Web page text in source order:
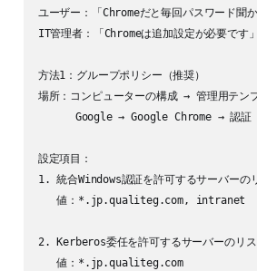
ユーザー：「Chromeだと毎回パスワード聞か
IT管理者：「Chromeは追加設定が必要です」
方法1：グループポリシー（推奨）
場所：コンピューターの構成 → 管理用テン
設定項目：
1. 統合Windows認証を許可するサーバーの
   値：*.jp.qualiteg.com, intranet
2. Kerberos委任を許可するサーバーのリス
   値：*.jp.qualiteg.com